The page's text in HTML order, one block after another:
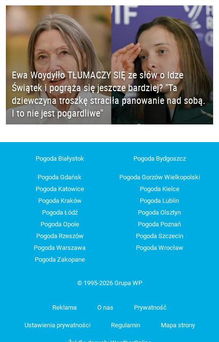
Ewa Woydyłło TŁUMACZY SIĘ ze słów o Idze
Świątek i pogrąża się jeszcze bardziej? "Ta
dziewczyna troszkę straciła panowanie nad sobą.
I to nie jest pogardliwe"
Pogoda Białystok Pogoda Bydgoszcz
Pogoda Gdańsk
Pogoda Gorzów Wielkopolski
Pogoda Katowice
Pogoda Kielce
Pogoda Kraków
Pogoda Lublin
Pogoda Łódź
Pogoda Olsztyn
Pogoda Opole
Pogoda Poznań
Pogoda Rzeszów
Pogoda Szczecin
Pogoda Warszawa
Pogoda Wrocław
Pogoda Zakopane
© 1995-2026 Grupa WP
Reklama O nas Prywatność
Ustawienia prywatności Regulamin Mapa strony